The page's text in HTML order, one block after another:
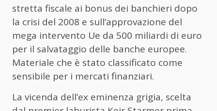
stretta fiscale ai bonus dei banchieri dopo
la crisi del 2008 e sull’approvazione del
mega intervento Ue da 500 miliardi di euro
per il salvataggio delle banche europee.
Materiale che è stato classificato come
sensibile per i mercati finanziari.
La vicenda dell’ex eminenza grigia, scelta